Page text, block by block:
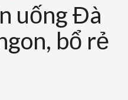
uống Đà
bổ rẻ